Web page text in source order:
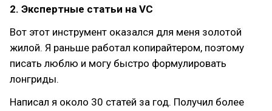
2. Экспертные статьи на VC
Вот этот инструмент оказался для меня золотой
жилой. Я раньше работал копирайтером, поэтому
писать люблю и могу быстро формулировать
лонгриды.
Написал я около 30 статей за год. Получил более